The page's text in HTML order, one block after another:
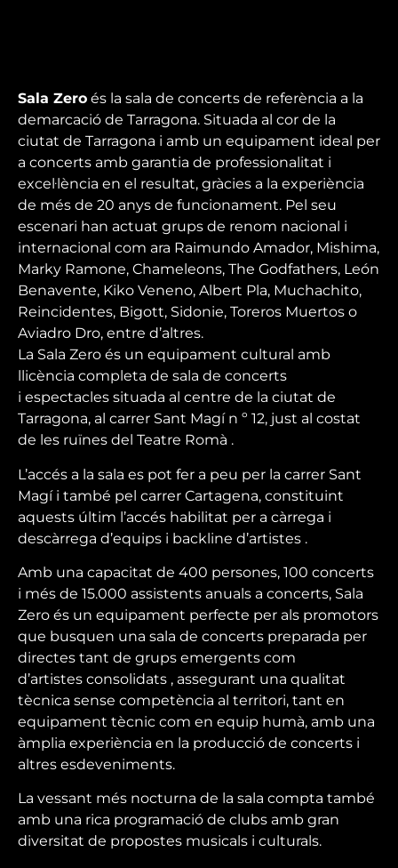
Sala Zero és la sala de concerts de referència a la
demarcació de Tarragona. Situada al cor de la
ciutat de Tarragona i amb un equipament ideal per
a concerts amb garantia de professionalitat i
excel·lència en el resultat, gràcies a la experiència
de més de 20 anys de funcionament. Pel seu
escenari han actuat grups de renom nacional i
internacional com ara Raimundo Amador, Mishima,
Marky Ramone, Chameleons, The Godfathers, León
Benavente, Kiko Veneno, Albert Pla, Muchachito,
Reincidentes, Bigott, Sidonie, Toreros Muertos o
Aviadro Dro, entre d’altres.
La Sala Zero és un equipament cultural amb
llicència completa de sala de concerts
i espectacles situada al centre de la ciutat de
Tarragona, al carrer Sant Magí n º 12, just al costat
de les ruïnes del Teatre Romà .
L’accés a la sala es pot fer a peu per la carrer Sant
Magí i també pel carrer Cartagena, constituint
aquests últim l’accés habilitat per a càrrega i
descàrrega d’equips i backline d’artistes .
Amb una capacitat de 400 persones, 100 concerts
i més de 15.000 assistents anuals a concerts, Sala
Zero és un equipament perfecte per als promotors
que busquen una sala de concerts preparada per
directes tant de grups emergents com
d’artistes consolidats , assegurant una qualitat
tècnica sense competència al territori, tant en
equipament tècnic com en equip humà, amb una
àmplia experiència en la producció de concerts i
altres esdeveniments.
La vessant més nocturna de la sala compta també
amb una rica programació de clubs amb gran
diversitat de propostes musicals i culturals.